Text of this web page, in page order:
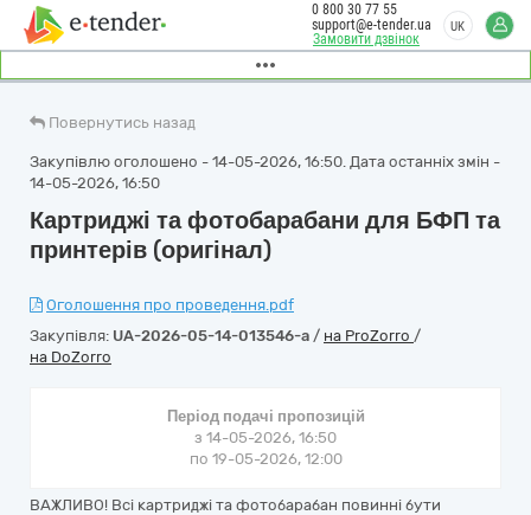
Замовити дзвінок
0 800 30 77 55
support@e-tender.ua
UK
Повернутись назад
Закупівлю оголошено - 14-05-2026, 16:50. Дата останніх змін -
14-05-2026, 16:50
Картриджі та фотобарабани для БФП та
принтерів (оригінал)
Оголошення про проведення.pdf
Закупівля: UA-2026-05-14-013546-a / на ProZorro /
на DoZorro
Період подачі пропозицій
з 14-05-2026, 16:50
по 19-05-2026, 12:00
ВАЖЛИВО! Всі картриджі та фотобарабан повинні бути